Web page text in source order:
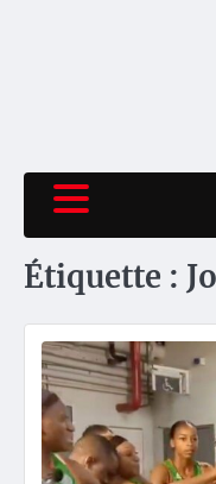
Étiquette :